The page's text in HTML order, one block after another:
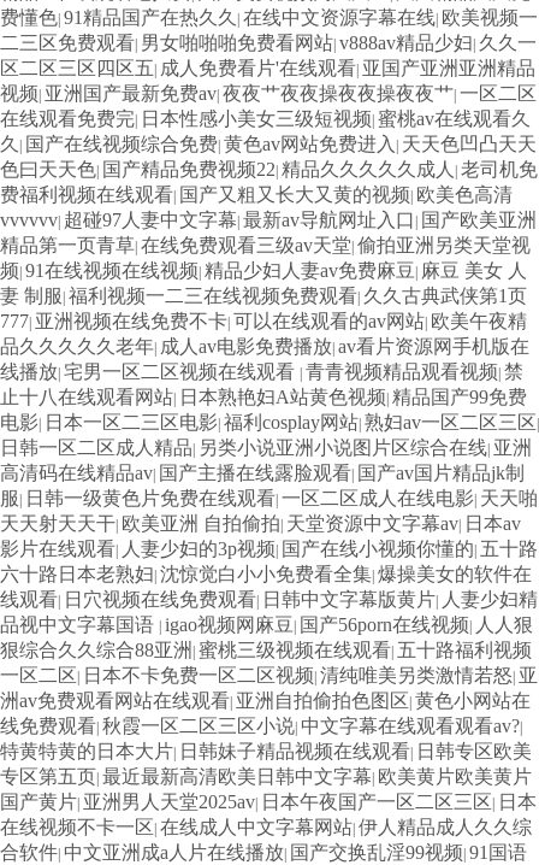
费懂色| 91精品国产在热久久 | 在线中文资源字幕在线| 欧美视频一
二三区免费观看| 男女啪啪啪免费看网站| v888av精品少妇| 久久一
区二区三区四区五| 成人免费看片'在线观看| 亚国产亚洲亚洲精品
视频| 亚洲国产最新免费av| 夜夜艹夜夜操夜夜操夜夜艹| 一区二区
在线观看免费完| 日本性感小美女三级短视频| 蜜桃av在线观看久
久 | 国产在线视频综合免费| 黄色av网站免费进入 | 天天色凹凸天天
色曰天天色| 国产精品免费视频22| 精品久久久久久成人 | 老司机免
费福利视频在线观看| 国产又粗又长大又黄的视频| 欧美色高清
vvvvvv| 超碰97人妻中文字幕| 最新av导航网址入口 | 国产欧美亚洲
精品第一页青草| 在线免费观看三级av天堂| 偷拍亚洲另类天堂视
频| 91在线视频在线视频| 精品少妇人妻av免费麻豆 | 麻豆 美女 人
妻 制服 | 福利视频一二三在线视频免费观看| 久久古典武侠第1页
777| 亚洲视频在线免费不卡| 可以在线观看的av网站| 欧美午夜精
品久久久久久老年| 成人av电影免费播放| av看片资源网手机版在
线播放| 宅男一区二区视频在线观看 | 青青视频精品观看视频| 禁
止十八在线观看网站| 日本熟艳妇A站黄色视频| 精品国产99免费
电影| 日本一区二三区电影| 福利cosplay网站| 熟妇av一区二区三区|
日韩一区二区成人精品| 另类小说亚洲小说图片区综合在线| 亚洲
高清码在线精品av| 国产主播在线露脸观看| 国产av国片精品jk制
服 | 日韩一级黄色片免费在线观看| 一区二区成人在线电影| 天天啪
天天射天天干| 欧美亚洲 自拍偷拍| 天堂资源中文字幕av| 日本av
影片在线观看| 人妻少妇的3p视频| 国产在线小视频你懂的| 五十路
六十路日本老熟妇| 沈惊觉白小小免费看全集| 爆操美女的软件在
线观看| 日穴视频在线免费观看| 日韩中文字幕版黄片| 人妻少妇精
品视中文字幕国语 | igao视频网麻豆 | 国产56porn在线视频| 人人狠
狠综合久久综合88亚洲 | 蜜桃三级视频在线观看| 五十路福利视频
一区二区| 日本不卡免费一区二区视频| 清纯唯美另类激情若怒| 亚
洲av免费观看网站在线观看| 亚洲自拍偷拍色图区| 黄色小网站在
线免费观看| 秋霞一区二区三区小说| 中文字幕在线观看观看av?|
特黄特黄的日本大片| 日韩妹子精品视频在线观看| 日韩专区欧美
专区第五页| 最近最新高清欧美日韩中文字幕| 欧美黄片欧美黄片
国产黄片| 亚洲男人天堂2025av| 日本午夜国产一区二区三区| 日本
在线视频不卡一区| 在线成人中文字幕网站| 伊人精品成人久久综
合软件| 中文亚洲成a人片在线播放| 国产交换乱淫99视频| 91国语